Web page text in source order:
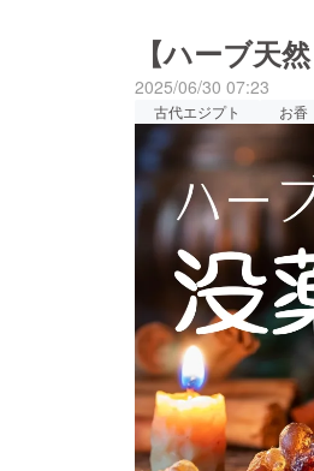
【ハーブ天
2025/06/30 07:23
古代エジプト お香